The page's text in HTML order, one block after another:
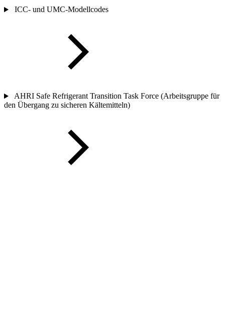
ICC- und UMC-Modellcodes
AHRI Safe Refrigerant Transition Task Force (Arbeitsgruppe für
den Übergang zu sicheren Kältemitteln)